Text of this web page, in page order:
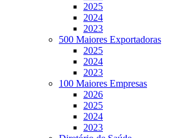
2025
2024
2023
500 Maiores Exportadoras
2025
2024
2023
100 Maiores Empresas
2026
2025
2024
2023